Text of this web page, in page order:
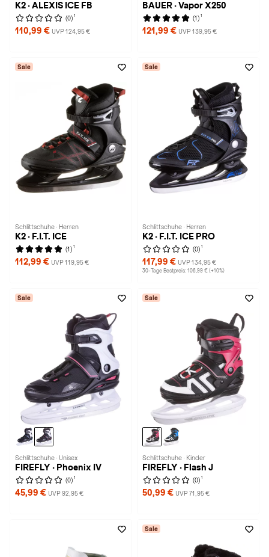
K2 · ALEXIS ICE FB
(0) 1
110,99 € UVP 124,95 €
BAUER · Vapor X250
(1) 1
121,99 € UVP 139,95 €
Sale
Schlittschuhe · Herren
K2 · F.I.T. ICE
(1) 1
112,99 € UVP 119,95 €
Sale
Schlittschuhe · Herren
K2 · F.I.T. ICE PRO
(0) 1
117,99 € UVP 134,95 €
30-Tage Bestpreis: 106,99 € (+10%)
Sale
Schlittschuhe · Unisex
FIREFLY · Phoenix IV
(0) 1
45,99 € UVP 92,95 €
Sale
Schlittschuhe · Kinder
FIREFLY · Flash J
(0) 1
50,99 € UVP 71,95 €
Sale